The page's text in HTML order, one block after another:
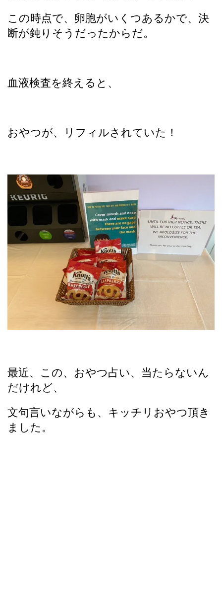
この時点で、卵胞がいくつあるかで、決
断が鈍りそうだったからだ。
血液検査を終えると、
おやつが、リフィルされていた！
最近、この、おやつ占い、当たらないん
だけれど、
文句言いながらも、キッチリおやつ頂き
ました。